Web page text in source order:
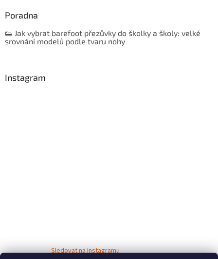
Poradna
👟 Jak vybrat barefoot přezůvky do školky a školy: velké
srovnání modelů podle tvaru nohy
Instagram
Sledovat na Instagramu